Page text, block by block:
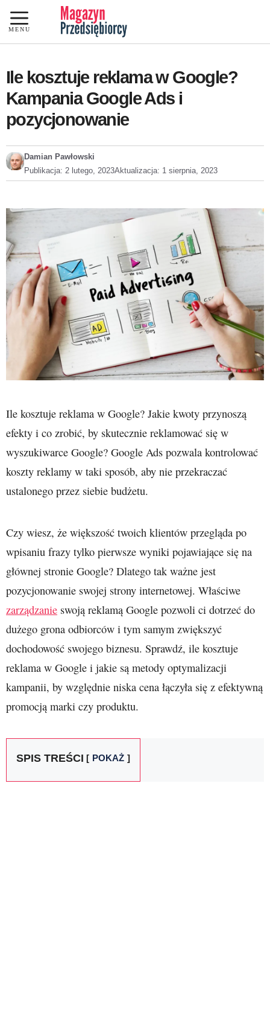
Przejdź
do
treści
MENU
Ile kosztuje reklama w Google?
Kampania Google Ads i
pozycjonowanie
Damian Pawłowski
Publikacja: 2 lutego, 2023Aktualizacja: 1 sierpnia, 2023
Ile kosztuje reklama w Google? Jakie kwoty przynoszą
efekty i co zrobić, by skutecznie reklamować się w
wyszukiwarce Google? Google Ads pozwala kontrolować
koszty reklamy w taki sposób, aby nie przekraczać
ustalonego przez siebie budżetu.
Czy wiesz, że większość twoich klientów przegląda po
wpisaniu frazy tylko pierwsze wyniki pojawiające się na
głównej stronie Google? Dlatego tak ważne jest
pozycjonowanie swojej strony internetowej. Właściwe
zarządzanie swoją reklamą Google pozwoli ci dotrzeć do
dużego grona odbiorców i tym samym zwiększyć
dochodowość swojego biznesu. Sprawdź, ile kosztuje
reklama w Google i jakie są metody optymalizacji
kampanii, by względnie niska cena łączyła się z efektywną
promocją marki czy produktu.
SPIS TREŚCI POKAŻ